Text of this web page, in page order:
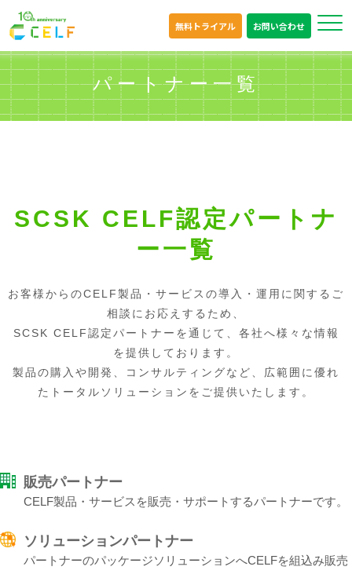
無料トライアル お問い合わせ
パートナー一覧
SCSK CELF認定パートナ
ー一覧
お客様からのCELF製品・サービスの導入・運用に関するご
相談にお応えするため、
SCSK CELF認定パートナーを通じて、各社へ様々な情報
を提供しております。
製品の購入や開発、コンサルティングなど、広範囲に優れ
たトータルソリューションをご提供いたします。
販売パートナー
CELF製品・サービスを販売・サポートするパートナーです。
ソリューションパートナー
パートナーのパッケージソリューションへCELFを組込み販売